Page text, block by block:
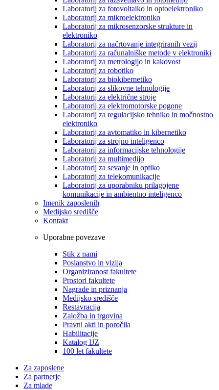
Laboratorij za fotovoltaiko in optoelektroniko
Laboratorij za mikroelektroniko
Laboratorij za mikrosenzorske strukture in
elektroniko
Laboratorij za načrtovanje integriranih vezij
Laboratorij za računalniške metode v elektroniki
Laboratorij za metrologijo in kakovost
Laboratorij za robotiko
Laboratorij za biokibernetiko
Laboratorij za slikovne tehnologije
Laboratorij za električne stroje
Laboratorij za elektromotorske pogone
Laboratorij za regulacijsko tehniko in močnostno
elektroniko
Laboratorij za avtomatiko in kibernetiko
Laboratorij za strojno inteligenco
Laboratorij za informacijske tehnologije
Laboratorij za multimedijo
Laboratorij za sevanje in optiko
Laboratorij za telekomunikacije
Laboratorij za uporabniku prilagojene
komunikacije in ambientno inteligenco
Imenik zaposlenih
Medijsko središče
Kontakt
Uporabne povezave
Stik z nami
Poslanstvo in vizija
Organiziranost fakultete
Prostori fakultete
Nagrade in priznanja
Medijsko središče
Restavracija
Založba in trgovina
Pravni akti in poročila
Habilitacije
Katalog IJZ
100 let fakultete
Za zaposlene
Za partnerje
Za mlade